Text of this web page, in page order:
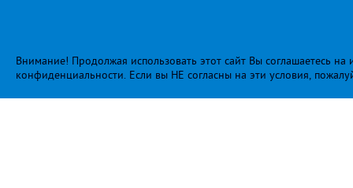
Внимание! Продолжая использовать этот сайт Вы соглашаетесь
конфиденциальности. Если вы НЕ согласны на эти условия,